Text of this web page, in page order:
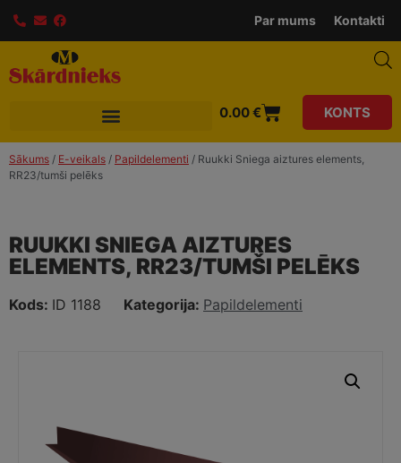
Par mums Kontakti
0.00€ KONTS
Sākums / E-veikals / Papildelementi / Ruukki Sniega aiztures elements,
RR23/tumši pelēks
RUUKKI SNIEGA AIZTURES
ELEMENTS, RR23/TUMŠI PELĒKS
Kods: ID 1188 Kategorija: Papildelementi